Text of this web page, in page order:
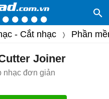
- Cắt nhạc Phần
Joiner
nhạc đơn giản